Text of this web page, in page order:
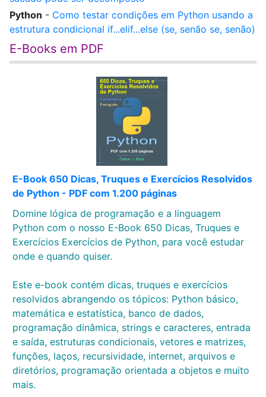
Python - Como testar condições em Python usando a
estrutura condicional if...elif...else (se, senão se, senão)
E-Books em PDF
E-Book 650 Dicas, Truques e Exercícios Resolvidos
de Python - PDF com 1.200 páginas
Domine lógica de programação e a linguagem
Python com o nosso E-Book 650 Dicas, Truques e
Exercícios Exercícios de Python, para você estudar
onde e quando quiser.
Este e-book contém dicas, truques e exercícios
resolvidos abrangendo os tópicos: Python básico,
matemática e estatística, banco de dados,
programação dinâmica, strings e caracteres, entrada
e saída, estruturas condicionais, vetores e matrizes,
funções, laços, recursividade, internet, arquivos e
diretórios, programação orientada a objetos e muito
mais.